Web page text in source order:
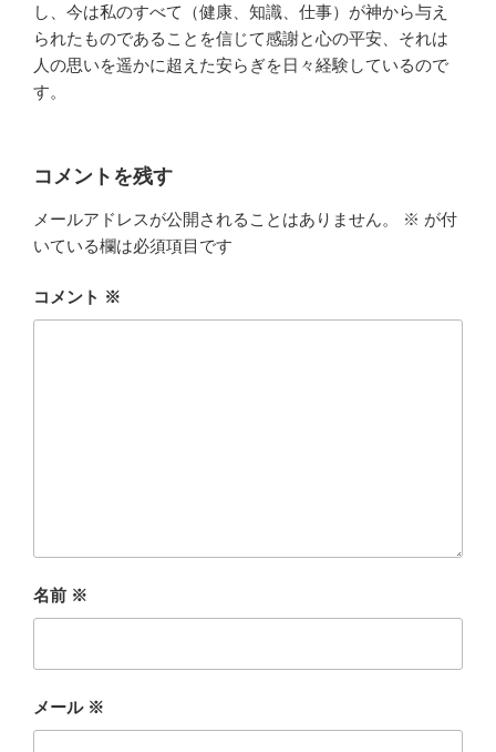
し、今は私のすべて（健康、知識、仕事）が神から与え
られたものであることを信じて感謝と心の平安、それは
人の思いを遥かに超えた安らぎを日々経験しているので
す。
コメントを残す
メールアドレスが公開されることはありません。 ※ が付
いている欄は必須項目です
コメント ※
名前 ※
メール ※